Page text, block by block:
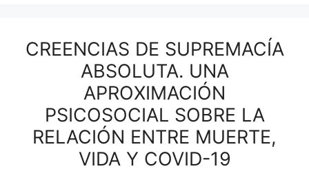
CREENCIAS DE SUPREMACÍA
ABSOLUTA. UNA
APROXIMACIÓN
PSICOSOCIAL SOBRE LA
RELACIÓN ENTRE MUERTE,
VIDA Y COVID-19